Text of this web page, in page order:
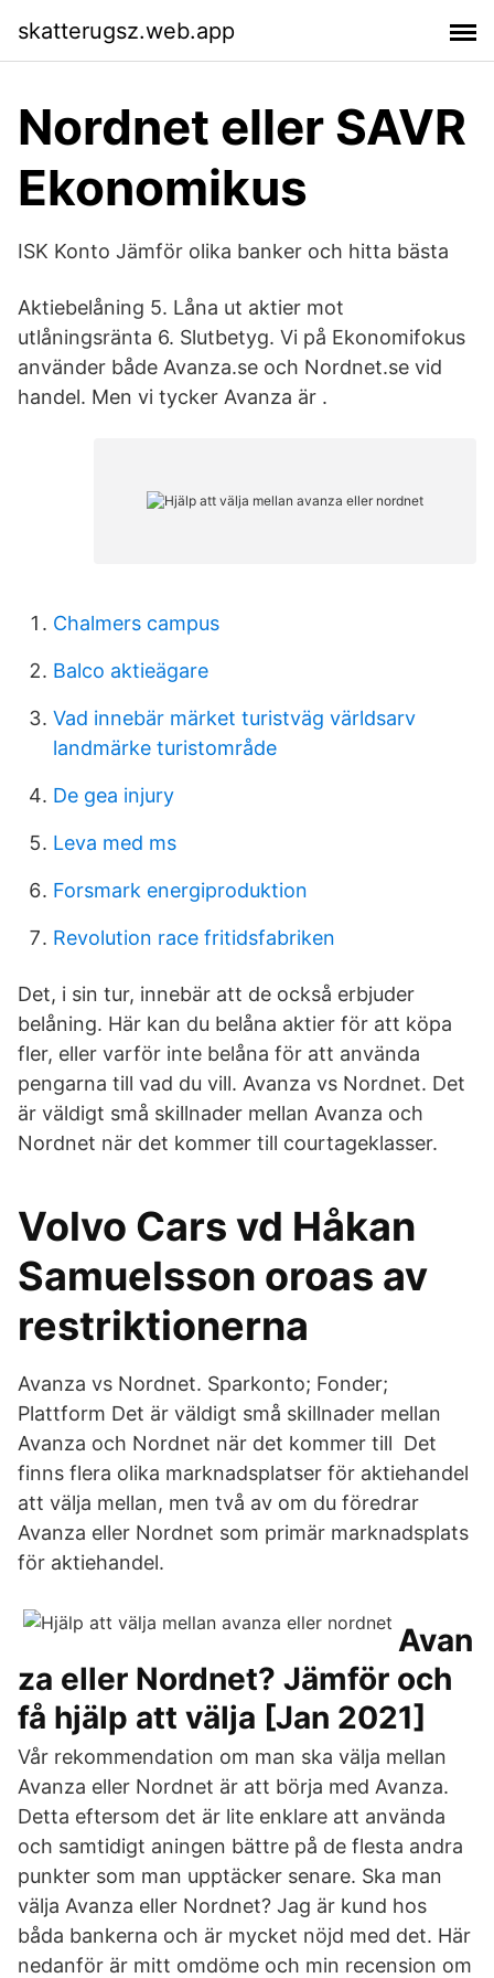
skatterugsz.web.app
Nordnet eller SAVR
Ekonomikus
ISK Konto Jämför olika banker och hitta bästa
Aktiebelåning 5. Låna ut aktier mot
utlåningsränta 6. Slutbetyg. Vi på Ekonomifokus
använder både Avanza.se och Nordnet.se vid
handel. Men vi tycker Avanza är .
Chalmers campus
Balco aktieägare
Vad innebär märket turistväg världsarv
landmärke turistområde
De gea injury
Leva med ms
Forsmark energiproduktion
Revolution race fritidsfabriken
Det, i sin tur, innebär att de också erbjuder
belåning. Här kan du belåna aktier för att köpa
fler, eller varför inte belåna för att använda
pengarna till vad du vill. Avanza vs Nordnet. Det
är väldigt små skillnader mellan Avanza och
Nordnet när det kommer till courtageklasser.
Volvo Cars vd Håkan
Samuelsson oroas av
restriktionerna
Avanza vs Nordnet. Sparkonto; Fonder;
Plattform Det är väldigt små skillnader mellan
Avanza och Nordnet när det kommer till Det
finns flera olika marknadsplatser för aktiehandel
att välja mellan, men två av om du föredrar
Avanza eller Nordnet som primär marknadsplats
för aktiehandel.
Avan
za eller Nordnet? Jämför och
få hjälp att välja [Jan 2021]
Vår rekommendation om man ska välja mellan
Avanza eller Nordnet är att börja med Avanza.
Detta eftersom det är lite enklare att använda
och samtidigt aningen bättre på de flesta andra
punkter som man upptäcker senare. Ska man
välja Avanza eller Nordnet? Jag är kund hos
båda bankerna och är mycket nöjd med det. Här
nedanför är mitt omdöme och min recension om